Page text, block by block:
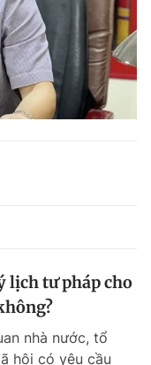
lịch tư pháp cho
nhà nước, tổ
hội có yêu cầu